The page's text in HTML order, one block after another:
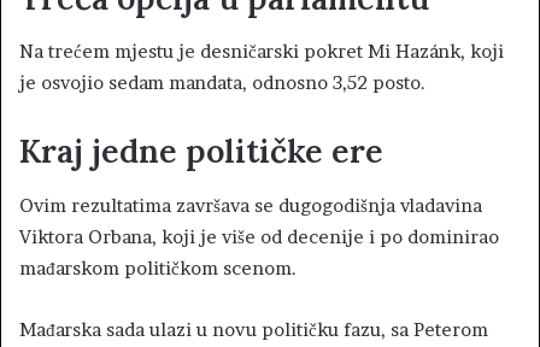
Na trećem mjestu je desničarski pokret Mi Hazánk, koji
je osvojio sedam mandata, odnosno 3,52 posto.
Kraj jedne političke ere
Ovim rezultatima završava se dugogodišnja vladavina
Viktora Orbana, koji je više od decenije i po dominirao
mađarskom političkom scenom.
Mađarska sada ulazi u novu političku fazu, sa Peterom